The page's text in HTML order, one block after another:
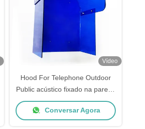
Vídeo
Hood For Telephone Outdoor
Public acústico fixado na parede
inoxidável
Conversar Agora